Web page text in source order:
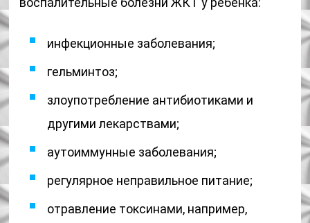
инфекционные заболевания;
гельминтоз;
злоупотребление антибиотиками и
другими лекарствами;
аутоиммунные заболевания;
регулярное неправильное питание;
отравление токсинами, например,